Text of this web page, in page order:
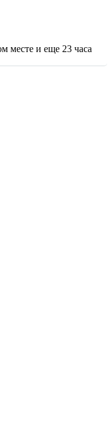
месте и еще 23 часа